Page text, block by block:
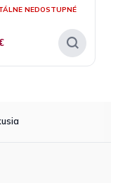
NEDOSTUPNÉ